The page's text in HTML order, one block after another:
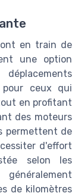
en train de
une option
pour ceux qui
en profitant
des moteurs
permettent de
d'effort
selon les
de kilomètres